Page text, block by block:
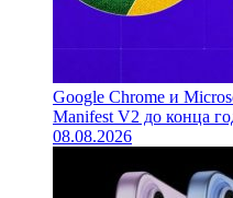
Google Chrome и
Manifest V2 до конца
08.08.2026